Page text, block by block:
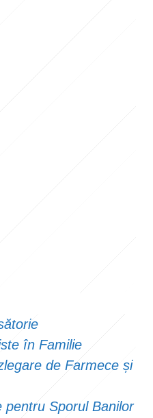
în Familie
de Farmece și
pentru Sporul Banilor